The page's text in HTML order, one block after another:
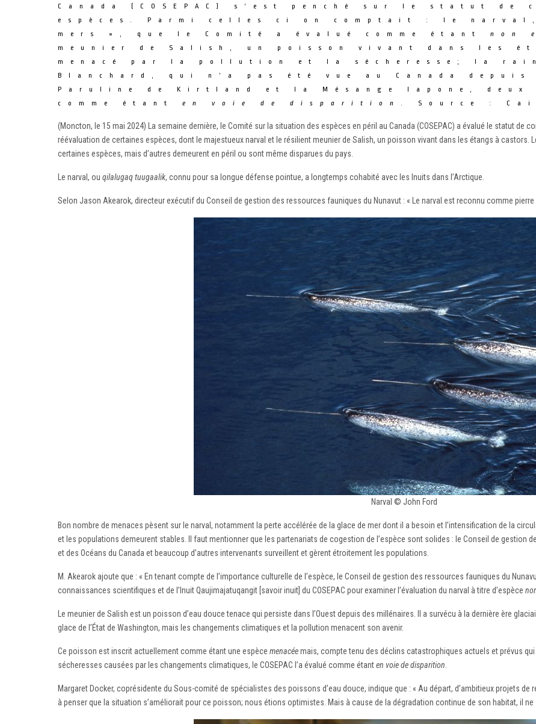
Canada (COSEPAC) s’est penché sur le statut de
espèces. Parmi celles ci on comptait : le
mers », que le Comité a évalué comme étant non
meunier de Salish, un poisson vivant dans les
menacé par la pollution et la sécheresse; la
Blanchard, qui n’a pas été vue au Canada
Paruline de Kirtland et la Mésange lapone, deux
comme étant en voie de disparition . Source :
(Moncton, le 15 mai 2024) La semaine dernière, le Comité sur la situation des espèces en péril au Canada (COSEPAC) a évalué le statut de
réévaluation de certaines espèces, dont le majestueux narval et le résilient meunier de Salish, un poisson vivant dans les étangs à castors.
certaines espèces, mais d’autres demeurent en péril ou sont même disparues du pays.
Le narval, ou qilalugaq tuugaalik, connu pour sa longue défense pointue, a longtemps cohabité avec les Inuits dans l’Arctique.
Selon Jason Akearok, directeur exécutif du Conseil de gestion des ressources fauniques du Nunavut : « Le narval est reconnu comme
Narval © John Ford
Bon nombre de menaces pèsent sur le narval, notamment la perte accélérée de la glace de mer dont il a besoin et l’intensification de la
et les populations demeurent stables. Il faut mentionner que les partenariats de cogestion de l’espèce sont solides : le Conseil de gestion
et des Océans du Canada et beaucoup d’autres intervenants surveillent et gèrent étroitement les populations.
M. Akearok ajoute que : « En tenant compte de l’importance culturelle de l’espèce, le Conseil de gestion des ressources fauniques du
connaissances scientifiques et de l’Inuit Qaujimajatuqangit [savoir inuit] du COSEPAC pour examiner l’évaluation du narval à titre d’espèce
Le meunier de Salish est un poisson d’eau douce tenace qui persiste dans l’Ouest depuis des millénaires. Il a survécu à la dernière ère
glace de l’État de Washington, mais les changements climatiques et la pollution menacent son avenir.
Ce poisson est inscrit actuellement comme étant une espèce menacéemais, compte tenu des déclins catastrophiques actuels et prévus
sécheresses causées par les changements climatiques, le COSEPAC l’a évalué comme étanten voie de disparition
Margaret Docker, coprésidente du Sous-comité de spécialistes des poissons d’eau douce, indique que : « Au départ, d’ambitieux projets
à penser que la situation s’améliorait pour ce poisson; nous étions optimistes. Mais à cause de la dégradation continue de son habitat, il